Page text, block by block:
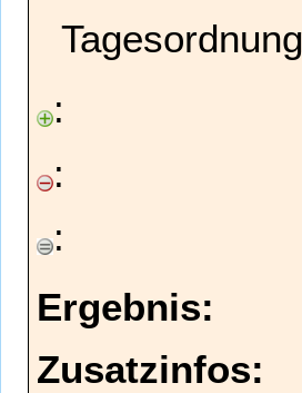
:
:
:
Ergebnis:
Zusatzinfos: